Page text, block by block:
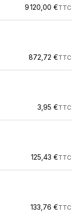
9 120,00 €TTC
872,72 €TTC
3,95 €TTC
125,43 €TTC
133,76 €TTC